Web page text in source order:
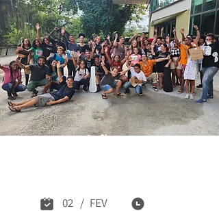
Inscrições 2024:
02 / FEV